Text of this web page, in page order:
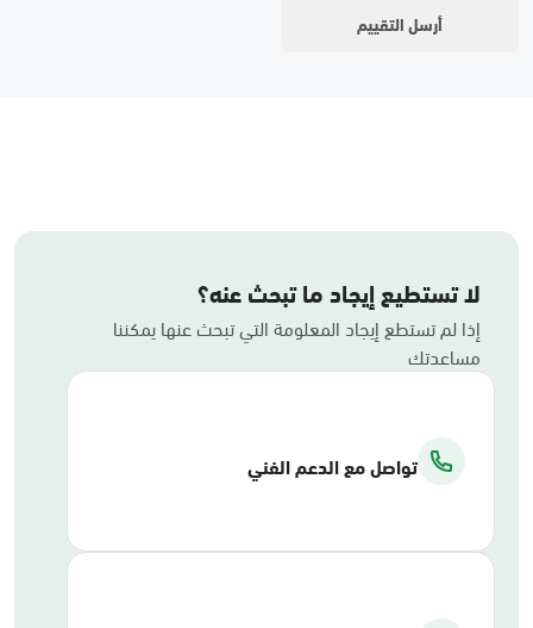
لا تستطيع إيجاد ما تبحث عنه؟
إذا لم تستطع إيجاد المعلومة التي تبحث عنها يمكننا
مساعدتك
تواصل مع الدعم الفني